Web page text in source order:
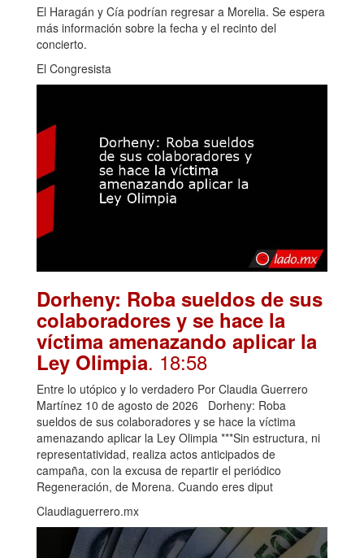
El Haragán y Cía podrían regresar a Morelia. Se espera
más información sobre la fecha y el recinto del
concierto.
El Congresista
Dorheny: Roba sueldos de sus
colaboradores y se hace la
víctima amenazando aplicar la
Ley Olimpia. 18:58
Entre lo utópico y lo verdadero Por Claudia Guerrero
Martínez 10 de agosto de 2026 Dorheny: Roba
sueldos de sus colaboradores y se hace la víctima
amenazando aplicar la Ley Olimpia ***Sin estructura, ni
representatividad, realiza actos anticipados de
campaña, con la excusa de repartir el periódico
Regeneración, de Morena. Cuando eres diput
Claudiaguerrero.mx